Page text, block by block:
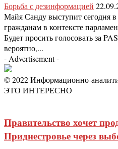
Борьба с дезинформацией
Майя Санду выступит сегодня
гражданам в контексте
Будет просить голосовать за
вероятно,...
- Advertisement -
© 2022 Информационно-
ЭТО ИНТЕРЕСНО
Правительство хочет
Приднестровье через